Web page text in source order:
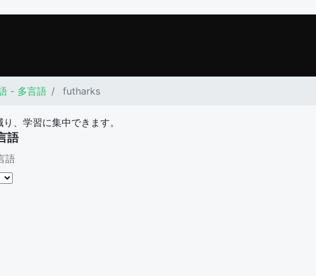
- 多言語 futharks
、学習に集中できます。
語
語